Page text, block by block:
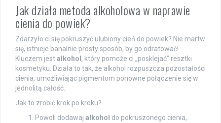
Jak działa metoda alkoholowa w naprawie
cienia do powiek?
Zdarzyło ci się pokruszyć ulubiony cień do powiek? Nie martw
się, istnieje banalnie prosty sposób, by go odratować!
Kluczem jestalkohol , który pomoże ci „posklejać” resztki
kosmetyku. Działa to tak, że alkohol rozpuszcza pozostałości
cienia, umożliwiając pigmentom ponowne połączenie się w
jednolitą całość.
Jak to zrobić krok po kroku?
Powoli dodawaj alkohol do pokruszonego cienia,